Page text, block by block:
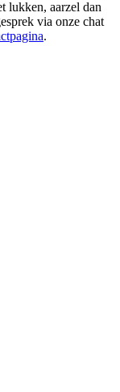
lukken, aarzel dan
via onze chat
.